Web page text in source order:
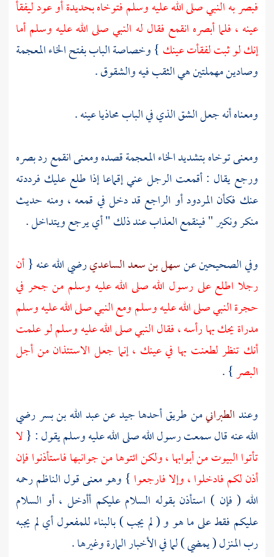
فبصر به النبي صلى الله عليه وسلم فتوخاه بحديدة أو عود ليفقأ
عينه ، فلما أبصره انقمع فقال له النبي صلى الله عليه وسلم أما
إنك لو ثبت لفقأت عينك } وخصاصة الباب بفتح الخاء المعجمة
وصادين مهملتين هي الثقب فيه والشقوق .
ومعناه أنه جعل الشق الذي في الباب محاذيا عينه .
ومعنى توخاه بتشديد الخاء المعجمة قصده ومعنى انقمع رد بصره
ورجع يقال : أقمعت الرجل عني إقماعا إذا طلع عليك فرددته
عنك فكأن المردود أو الراجع قد دخل في قمعه ، ومنه حديث
منكر ونكير " فينقمع العذاب عند ذلك " أي يرجع ويتداخل .
وفي الصحيحين عنسهل بن سعد الساعديرضي الله عنه {أن
رجلا اطلع على رسول الله صلى الله عليه وسلم من جحر في
حجرة النبي صلى الله عليه وسلم ومع النبي صلى الله عليه وسلم
مدراة يحك بها رأسه ، فقال النبي صلى الله عليه وسلم لو علمت
أنك تنظر لطعنت بها في عينك ، إنما جعل الاستئذان من أجل
البصر} .
وعندالطبرانيمن طريق أحدها جيد عنعبد الله بن بسررضي
الله عنه قال سمعت رسول الله صلى الله عليه وسلم يقول : {لا
تأتوا البيوت من أبوابها ، ولكن ائتوها من جوانبها فاستأذنوا فإن
أذن لكم فادخلوا ، وإلا فارجعوا } وهو معنى قولالناظمرحمه
الله ( فإن ) استأذن بقوله السلام عليكم أأدخل ، أو السلام
عليكم فقط على ما هو و ( لم يجب ) بالبناء للمفعول أي لم يجبه
رب المنزل ( يمضي ) لما في الأخبار المارة وغيرها .